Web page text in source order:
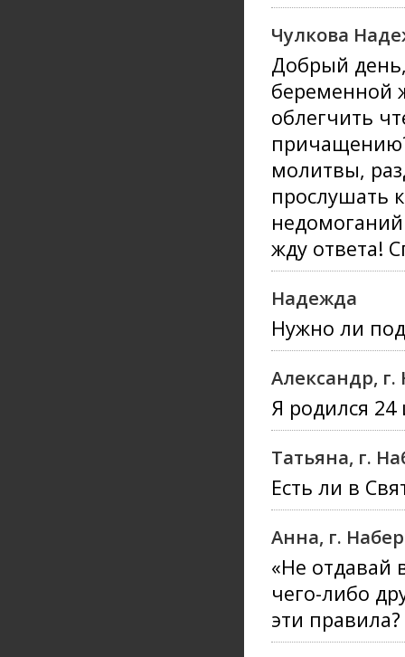
Чулкова
Добрый
беременной
облегчить
причащению?
молитвы,
прослушать
жду ответа!
Надежда
Нужно ли
Александр,
Я родился
Татьяна, г.
Есть ли в
Анна, г.
«Не отдавай
чего-либо
эти правила?